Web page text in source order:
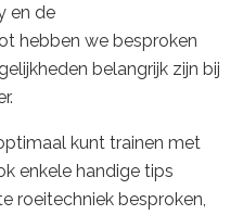
en de
hebben we besproken
belangrijk zijn bij
kunt trainen met
enkele handige tips
roeitechniek besproken,